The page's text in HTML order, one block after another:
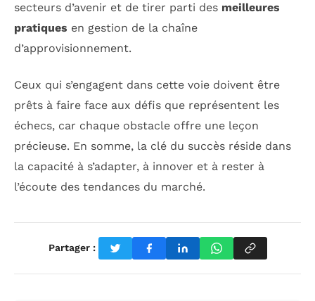
secteurs d’avenir et de tirer parti des meilleures
pratiques en gestion de la chaîne
d’approvisionnement.
Ceux qui s’engagent dans cette voie doivent être
prêts à faire face aux défis que représentent les
échecs, car chaque obstacle offre une leçon
précieuse. En somme, la clé du succès réside dans
la capacité à s’adapter, à innover et à rester à
l’écoute des tendances du marché.
Partager :